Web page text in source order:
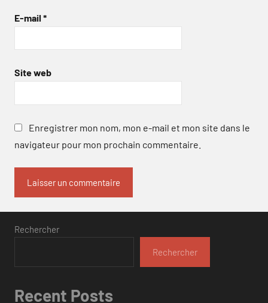
E-mail *
Site web
Enregistrer mon nom, mon e-mail et mon site dans le
navigateur pour mon prochain commentaire.
Rechercher
Rechercher
Recent Posts